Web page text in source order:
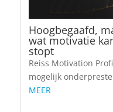
Hoogbegaafd,
wat motivatie
stopt
Reiss Motivation
mogelijk
MEER